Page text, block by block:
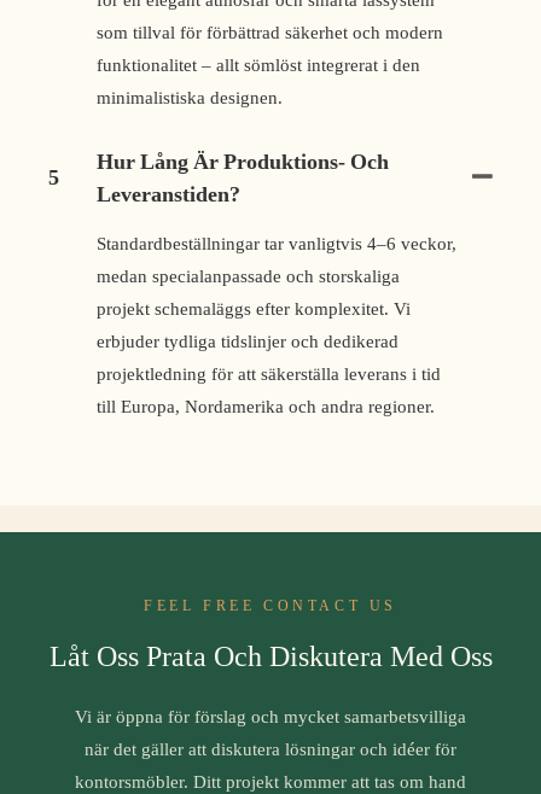
som tillval för förbättrad säkerhet och modern
funktionalitet – allt sömlöst integrerat i den
minimalistiska designen.
5
Hur Lång Är Produktions- Och
Leveranstiden?
Standardbeställningar tar vanligtvis 4–6 veckor,
medan specialanpassade och storskaliga
projekt schemaläggs efter komplexitet. Vi
erbjuder tydliga tidslinjer och dedikerad
projektledning för att säkerställa leverans i tid
till Europa, Nordamerika och andra regioner.
FEEL FREE CONTACT US
Låt Oss Prata Och Diskutera Med Oss
Vi är öppna för förslag och mycket samarbetsvilliga
när det gäller att diskutera lösningar och idéer för
kontorsmöbler. Ditt projekt kommer att tas om hand